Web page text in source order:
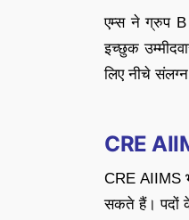
एम्स ने ग्रुप B
इच्छुक
लिए नीचे
CRE
CRE AIIMS
सकते हैं। पदों